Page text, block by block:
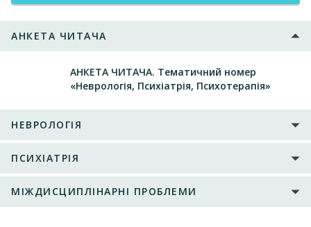
АНКЕТА ЧИТАЧА
АНКЕТА ЧИТАЧА. Тематичний номер
«Неврологія, Психіатрія, Психотерапія»
НЕВРОЛОГІЯ
ПСИХІАТРІЯ
МІЖДИСЦИПЛІНАРНІ ПРОБЛЕМИ